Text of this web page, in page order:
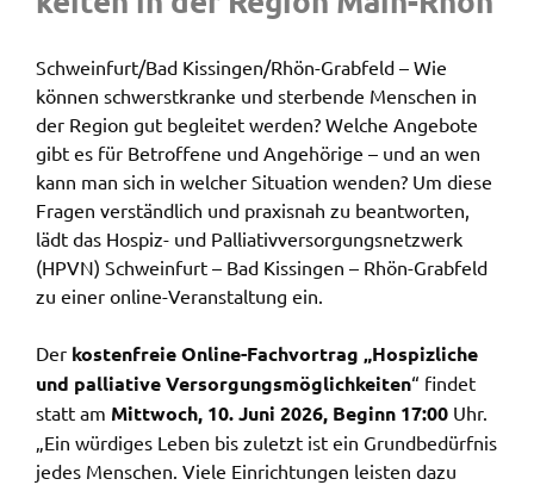
Schwein­furt/Bad Kissin­gen/Rhön-Grab­feld – Wie
können schwerst­kran­ke und ster­ben­de Menschen in
der Regi­on gut beglei­tet werden? Welche Ange­bo­te
gibt es für Betrof­fe­ne und Ange­hö­ri­ge – und an wen
kann man sich in welcher Situa­ti­on wenden? Um diese
Fragen verständ­lich und praxis­nah zu beant­wor­ten,
lädt das Hospiz- und Pallia­tiv­ver­sor­gungs­netz­werk
(HPVN) Schwein­furt – Bad Kissin­gen – Rhön-Grab­feld
zu einer online-Veran­stal­tung ein.
Der kosten­freie Online-Fach­vor­trag „Hospiz­li­che
und pallia­ti­ve Versor­gungs­mög­lich­kei­ten“ findet
statt am Mitt­woch, 10. Juni 2026, Beginn 17:00 Uhr.
„Ein würdi­ges Leben bis zuletzt ist ein Grund­be­dürf­nis
jedes Menschen. Viele Einrich­tun­gen leis­ten dazu
Zweck:
Cookie Laufzeit:
1 Jahr
Frontend Benutzer
Name:
fe_typo_user
Anbieter:
Zweck:
Anonyme Klickzählung
Cookie Laufzeit:
Session